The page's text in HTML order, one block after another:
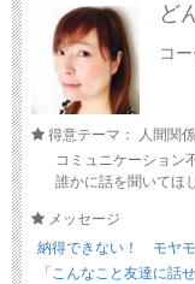
ど
コ
得意テーマ： 人間関係
コミュニケーション
誰かに話を聞いてほ
メッセージ
納得できない！ モヤ
「こんなこと友達に話